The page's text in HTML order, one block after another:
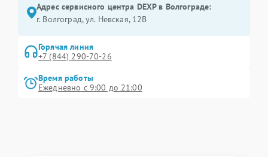
Адрес сервисного центра DEXP в Волгограде:
г. Волгоград, ул. Невская, 12В
Горячая линия
+7 (844) 290-70-26
Время работы
Ежедневно с 9:00 до 21:00